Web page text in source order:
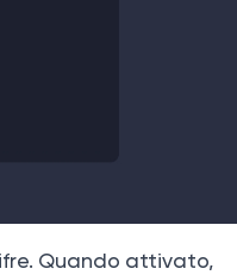
Quando attivato,